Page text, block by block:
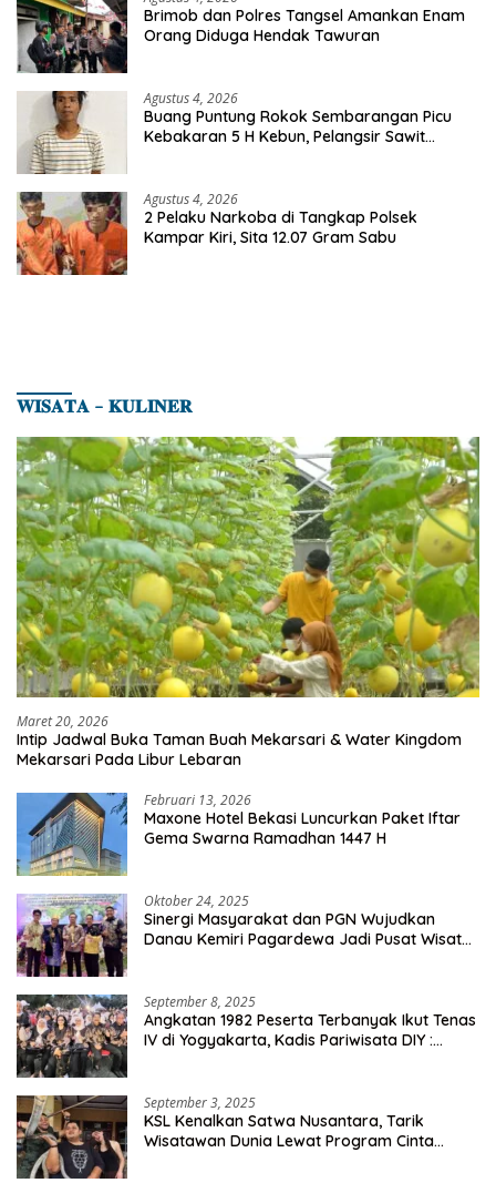
Brimob dan Polres Tangsel Amankan Enam
Orang Diduga Hendak Tawuran
Agustus 4, 2026
Buang Puntung Rokok Sembarangan Picu
Kebakaran 5 H Kebun, Pelangsir Sawit
Agustus 4, 2026
2 Pelaku Narkoba di Tangkap Polsek
Kampar Kiri, Sita 12.07 Gram Sabu
𝐖𝐈𝐒𝐀𝐓𝐀 – 𝐊𝐔𝐋𝐈𝐍𝐄𝐑
Maret 20, 2026
Intip Jadwal Buka Taman Buah Mekarsari & Water Kingdom
Mekarsari Pada Libur Lebaran
Februari 13, 2026
Maxone Hotel Bekasi Luncurkan Paket Iftar
Gema Swarna Ramadhan 1447 H
Oktober 24, 2025
Sinergi Masyarakat dan PGN Wujudkan
Danau Kemiri Pagardewa Jadi Pusat Wisata
September 8, 2025
Angkatan 1982 Peserta Terbanyak Ikut Tenas
IV di Yogyakarta, Kadis Pariwisata DIY :
September 3, 2025
KSL Kenalkan Satwa Nusantara, Tarik
Wisatawan Dunia Lewat Program Cinta